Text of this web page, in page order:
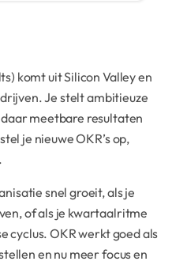
komt uit Silicon Valley en
Je stelt ambitieuze
meetbare resultaten
je nieuwe OKR’s op,
snel groeit, als je
of als je kwartaalritme
cyclus. OKR werkt goed als
en nu meer focus en